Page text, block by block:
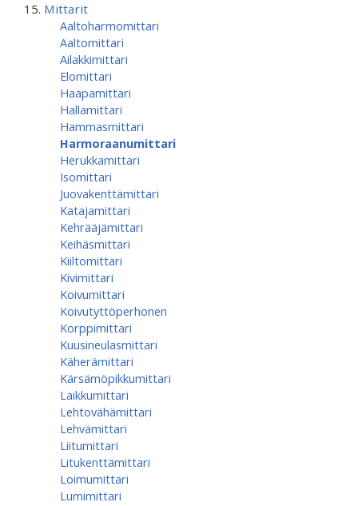
Mittarit
Aaltoharmomittari
Aaltomittari
Ailakkimittari
Elomittari
Haapamittari
Hallamittari
Hammasmittari
Harmoraanumittari
Herukkamittari
Isomittari
Juovakenttämittari
Katajamittari
Kehrääjämittari
Keihäsmittari
Kiiltomittari
Kivimittari
Koivumittari
Koivutyttöperhonen
Korppimittari
Kuusineulasmittari
Käherämittari
Kärsämöpikkumittari
Laikkumittari
Lehtovähämittari
Lehvämittari
Liitumittari
Litukenttämittari
Loimumittari
Lumimittari